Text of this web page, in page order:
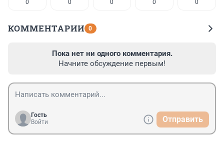
0 0 0 0 0
КОММЕНТАРИИ 0
Пока нет ни одного комментария.
Начните обсуждение первым!
Гость
Войти
Отправить